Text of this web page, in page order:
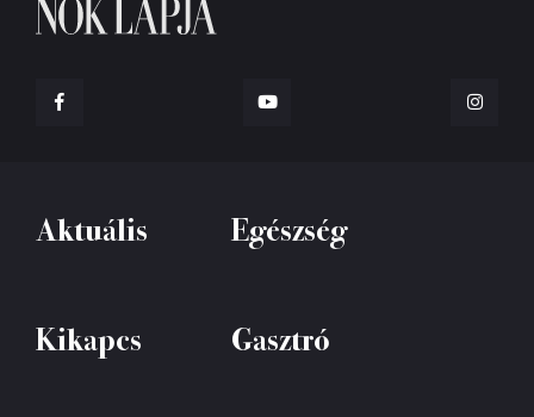
Aktuális Egészség
Kikapcs Gasztró